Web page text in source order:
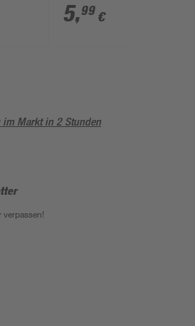
15
Kreidefeld 21 x 15 x
11 cm
5,99 €
im Markt in 2 Stunden